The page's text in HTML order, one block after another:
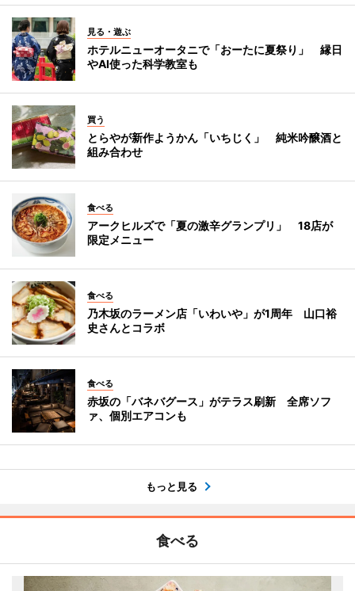
見る・遊ぶ
ホテルニューオータニで「おーたに夏祭り」 縁日
やAI使った科学教室も
買う
とらやが新作ようかん「いちじく」 純米吟醸酒と
組み合わせ
食べる
アークヒルズで「夏の激辛グランプリ」 18店が
限定メニュー
食べる
乃木坂のラーメン店「いわいや」が1周年 山口裕
史さんとコラボ
食べる
赤坂の「バネバグース」がテラス刷新 全席ソフ
ァ、個別エアコンも
もっと見る
食べる